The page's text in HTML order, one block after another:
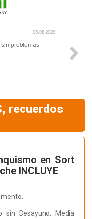
05.08.2026
problemas
reserva
recuerdos
en Sort
INCLUYE
sin Desayuno, Media